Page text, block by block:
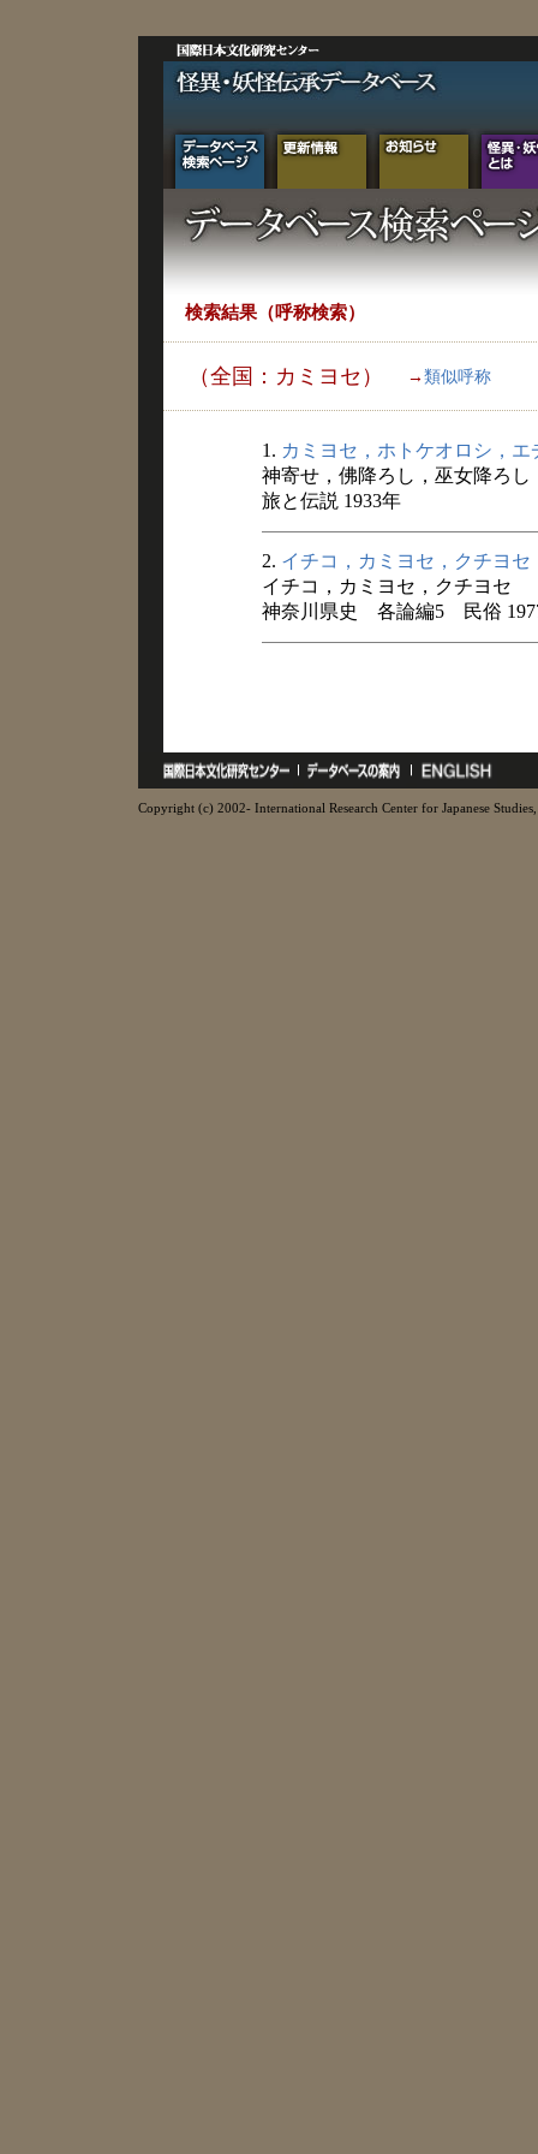
検索結果（呼称検索）
（全国：カミヨセ） → 類似呼称
1. カミヨセ，ホトケオロシ，エ
神寄せ，佛降ろし，巫女降ろし
旅と伝説 1933年
2. イチコ，カミヨセ，クチヨセ
イチコ，カミヨセ，クチヨセ
神奈川県史 各論編5 民俗
Copyright (c) 2002- International Research Center for Japanese